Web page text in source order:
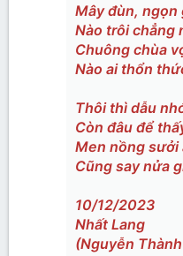
Mây đùn, ngọn
Nào trôi chẳng
Chuông chùa
Nào ai thổn
Thôi thì dẫu
Còn đâu để
Men nồng sưởi
Cũng say nửa
10/12/2023
Nhất Lang
(Nguyễn